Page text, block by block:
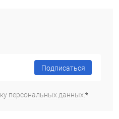
Подписаться
персональных данных.*